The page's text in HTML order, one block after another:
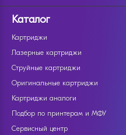
Каталог
Картриджи
Лазерные картриджи
Струйные картриджи
Оригинальные картриджи
Картриджи аналоги
Подбор по принтерам и МФУ
Сервисный центр